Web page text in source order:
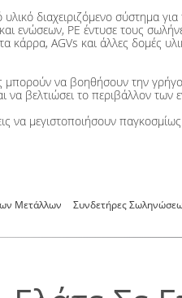
διαχειριζόμενο σύστημα
ενώσεων, PE έντυσε τους
κάρρα, AGVs και άλλες δομές
να βοηθήσουν την
να βελτιώσει το περιβάλλον των
να μεγιστοποιήσουν
Μετάλλων Συνδετήρες